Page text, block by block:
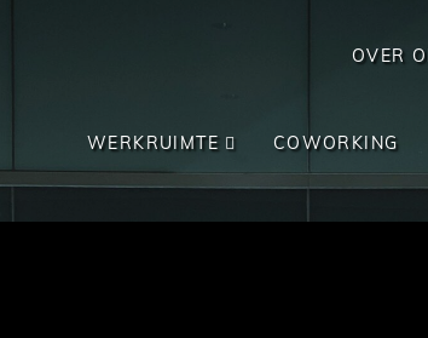
OVER
WERKRUIMTE COWORKING